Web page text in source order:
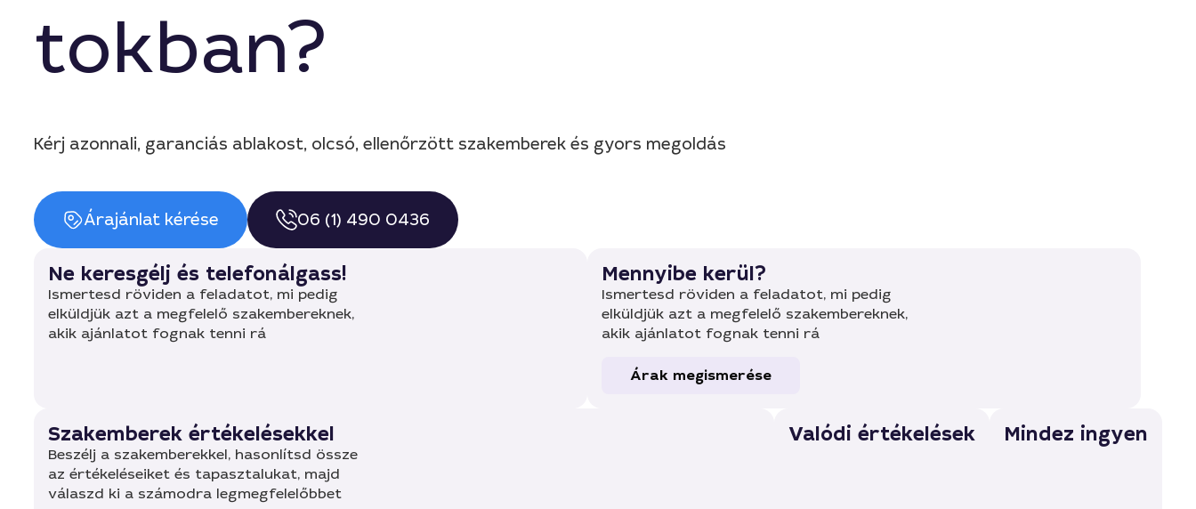
tokban?
Kérj azonnali, garanciás ablakost, olcsó, ellenőrzött szakemberek és gyors megoldás
Árajánlat kérése 06 (1) 490 0436
Ne keresgélj és telefonálgass!
Ismertesd röviden a feladatot, mi pedig
elküldjük azt a megfelelő szakembereknek,
akik ajánlatot fognak tenni rá
Mennyibe kerül?
Ismertesd röviden a feladatot, mi pedig
elküldjük azt a megfelelő szakembereknek,
akik ajánlatot fognak tenni rá
Árak megismerése
Szakemberek értékelésekkel
Beszélj a szakemberekkel, hasonlítsd össze
az értékeléseiket és tapasztalukat, majd
válaszd ki a számodra legmegfelelőbbet
Valódi értékelések Mindez ingyen